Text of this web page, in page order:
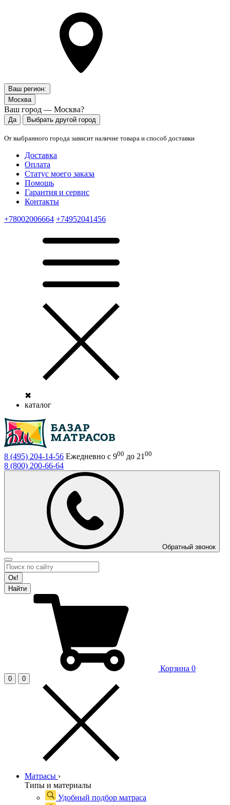
Ваш регион:
Москва
Ваш город — Москва?
Да Выбрать другой город
От выбранного города зависит наличие товара и способ доставки
Доставка
Оплата
Статус моего заказа
Помощь
Гарантия и сервис
Контакты
+78002006664 +74952041456
✖
каталог
8 (495) 204-14-56 Ежедневно с 900 до 21 00
8 (800) 200-66-64
Обратный звонок
Ок!
Найти
Корзина 0
0 0
Матрасы ›
Типы и материалы
Удобный подбор матраса